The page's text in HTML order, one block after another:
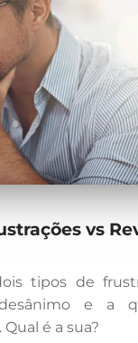
vs
tipos de
e a
é a sua?